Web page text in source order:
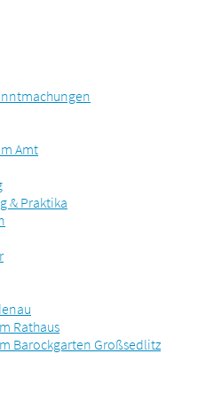
Amt
& Praktika
Rathaus
Barockgarten Großsedlitz